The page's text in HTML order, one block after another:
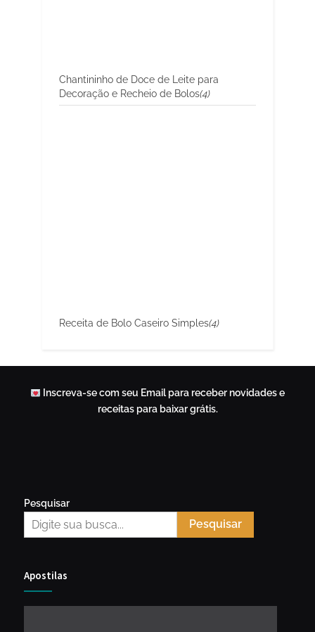
Chantininho de Doce de Leite para
Decoração e Recheio de Bolos(4)
Receita de Bolo Caseiro Simples(4)
Inscreva-se com seu Email para receber novidades e
receitas para baixar grátis.
Pesquisar
Pesquisar
Apostilas